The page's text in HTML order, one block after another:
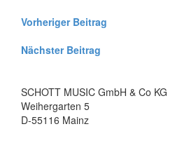
Beitrags-
Navigation
Vorheriger Beitrag
Nächster Beitrag
SCHOTT MUSIC GmbH & Co KG
Weihergarten 5
D-55116 Mainz